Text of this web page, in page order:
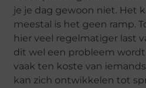
je je dag gewoon niet. Het
meestal is het geen ramp.
hier veel regelmatiger last
dit wel een probleem
vaak ten koste van
kan zich ontwikkelen tot